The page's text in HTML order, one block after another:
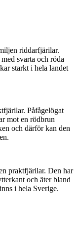
riddarfjärilar.
svarta och röda
starkt i hela landet
Påfågelögat
mot en rödbrun
och därför kan den
praktfjärilar. Den har
och äter bland
i hela Sverige.